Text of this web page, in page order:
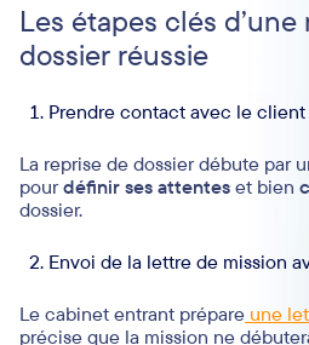
Les étapes clés
dossier réussie
Prendre contact avec le client
La reprise de dossier débute par
pourdéfinir ses attentes et bien
dossier.
Envoi de la lettre de mission
Le cabinet entrant prépare une
précise que la mission ne